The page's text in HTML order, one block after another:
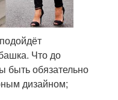
Что до
быть обязательно
дизайном;